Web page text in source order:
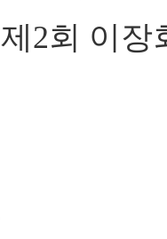
제2회 이장